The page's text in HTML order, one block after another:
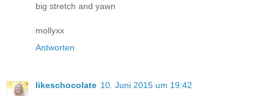
big stretch and yawn
mollyxx
Antworten
likeschocolate 10. Juni 2015 um 19:42